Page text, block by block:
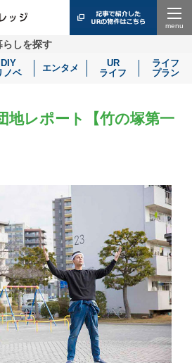
らしを探す
DIY
ノベ
エンタメ
UR
ライフ
ライフ
プラン
地レポート【竹の塚第一